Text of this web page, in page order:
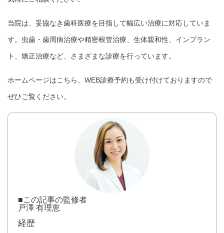
当院は、妥協なき歯科医療を目指して幅広い治療に対応していま
す。虫歯・歯周病治療や精密根管治療、生体親和性、インプラン
ト、矯正治療など、さまざまな診療を行っています。
ホームページはこちら WEB診療予約も受け付けておりますので
ぜひご覧ください。
■この記事の監修者
戸澤 有理恵
経歴